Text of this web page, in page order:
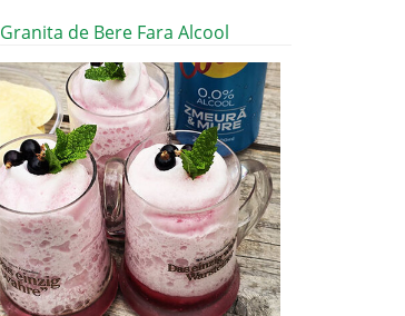
Granita de Bere Fara Alcool